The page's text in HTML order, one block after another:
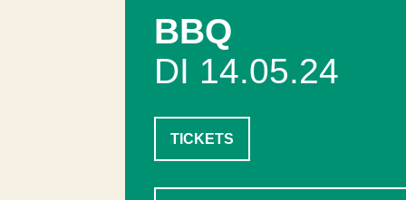
BBQ
DI 14.05.24
TICKETS